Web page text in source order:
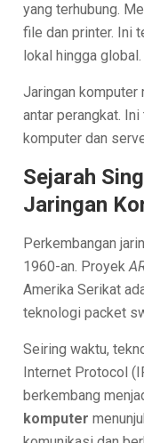
yang terhubung.
file dan printer. Ini
lokal hingga global.
Jaringan komputer
antar perangkat.
komputer dan
Sejarah
Jaringan
Perkembangan
1960-an. Proyek
Amerika Serikat
teknologi packet
Seiring waktu,
Internet Protocol
berkembang
komputer